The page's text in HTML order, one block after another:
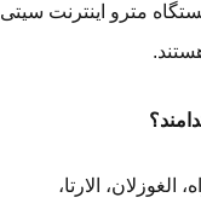
مترو اینترنت سیتی
الارتا،